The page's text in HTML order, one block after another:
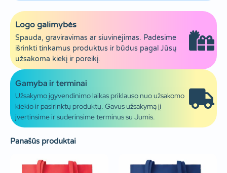
Logo galimybės
Spauda, graviravimas ar siuvinėjimas. Padėsime
išrinkti tinkamus produktus ir būdus pagal Jūsų
užsakoma kiekį ir poreikį.
Gamyba ir terminai
Užsakymo įgyvendinimo laikas priklauso nuo užsakomo
kiekio ir pasirinktų produktų. Gavus užsakymą jį
įvertinsime ir suderinsime terminus su Jumis.
Panašūs produktai